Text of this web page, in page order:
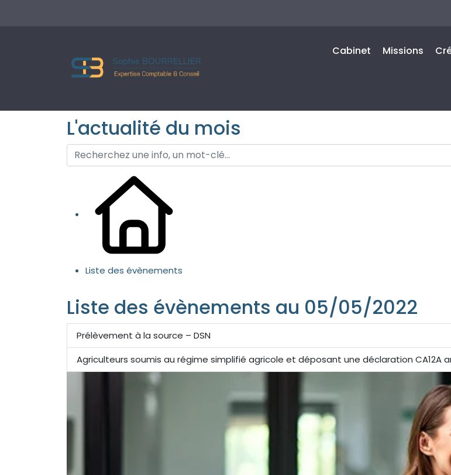
Cabinet Missions
L'actualité du mois
Liste des évènements
Liste des évènements au 05/05/2022
Prélèvement à la source – DSN
Agriculteurs soumis au régime simplifié agricole et déposant une déclaration CA12A